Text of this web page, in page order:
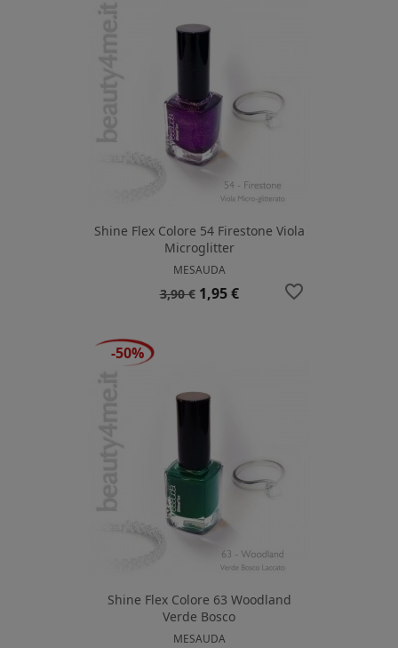
Shine Flex Colore 54 Firestone Viola
Microglitter
MESAUDA
Prezzo
3,90 € Prezzo
1,95 € favorite_border
Shine Flex Colore 63 Woodland
Verde Bosco
MESAUDA
-50%